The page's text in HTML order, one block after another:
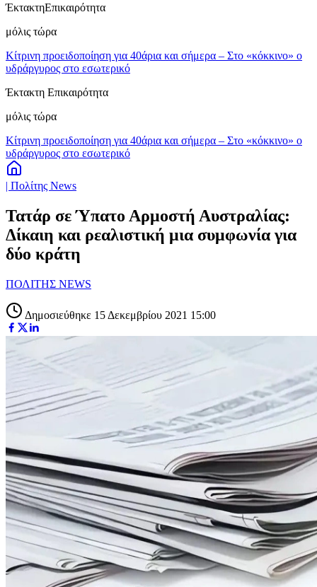
ΈκτακτηΕπικαιρότητα
μόλις τώρα
Κίτρινη προειδοποίηση για 40άρια και σήμερα – Στο «κόκκινο» ο
υδράργυρος στο εσωτερικό
Έκτακτη Επικαιρότητα
μόλις τώρα
Κίτρινη προειδοποίηση για 40άρια και σήμερα – Στο «κόκκινο» ο
υδράργυρος στο εσωτερικό
| Πολίτης News
Τατάρ σε Ύπατο Αρμοστή Αυστραλίας:
Δίκαιη και ρεαλιστική μια συμφωνία για
δύο κράτη
ΠΟΛΙΤΗΣ NEWS
Δημοσιεύθηκε 15 Δεκεμβρίου 2021 15:00